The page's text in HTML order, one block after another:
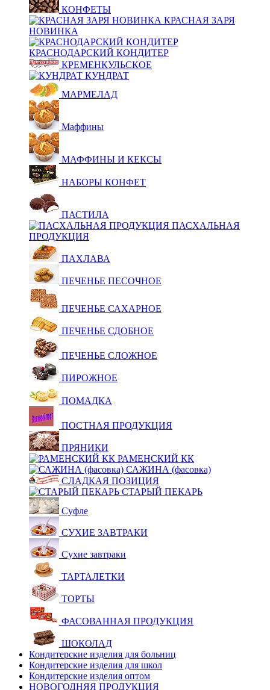
КОНФЕТЫ
КРАСНАЯ ЗАРЯ
НОВИНКА
КРАСНОДАРСКИЙ КОНДИТЕР
КРЕМЕНКУЛЬСКОЕ
КУНДРАТ
МАРМЕЛАД
Маффины
МАФФИНЫ И КЕКСЫ
НАБОРЫ КОНФЕТ
ПАСТИЛА
ПАСХАЛЬНАЯ
ПРОДУКЦИЯ
ПАХЛАВА
ПЕЧЕНЬЕ ПЕСОЧНОЕ
ПЕЧЕНЬЕ САХАРНОЕ
ПЕЧЕНЬЕ СДОБНОЕ
ПЕЧЕНЬЕ СЛОЖНОЕ
ПИРОЖНОЕ
ПОМАДКА
ПОСТНАЯ ПРОДУКЦИЯ
ПРЯНИКИ
РАМЕНСКИЙ КК
САЖИНА (фасовка)
СЛАДКАЯ ПОЗИЦИЯ
СТАРЫЙ ПЕКАРЬ
Суфле
СУХИЕ ЗАВТРАКИ
Сухие завтраки
ТАРТАЛЕТКИ
ТОРТЫ
ФАСОВАННАЯ ПРОДУКЦИЯ
ШОКОЛАД
Кондитерские изделия для больниц
Кондитерские изделия для школ
Кондитерские изделия оптом
НОВОГОДНЯЯ ПРОДУКЦИЯ